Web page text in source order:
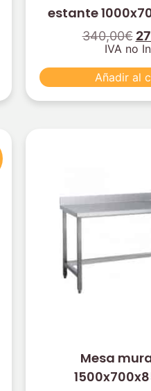
estante
340,00€
IVA no
Añadir al
Mesa